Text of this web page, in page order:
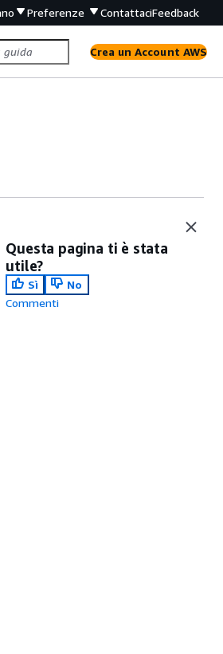
Preferenze ContattaciFeedback
Crea un Account AWS
Questa pagina ti è stata
utile?
Sì
No
Commenti